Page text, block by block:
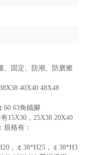
、固定、防潮、防磨擦
40X40 48X48
60 63角鐵腳
15X30，25X38 20X40
規格有：
，￠38*H25，￠38*H3